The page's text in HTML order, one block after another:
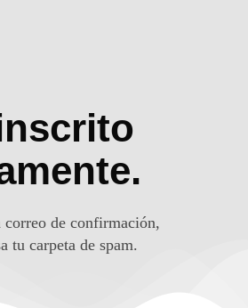
correo de confirmación,
tu carpeta de spam.